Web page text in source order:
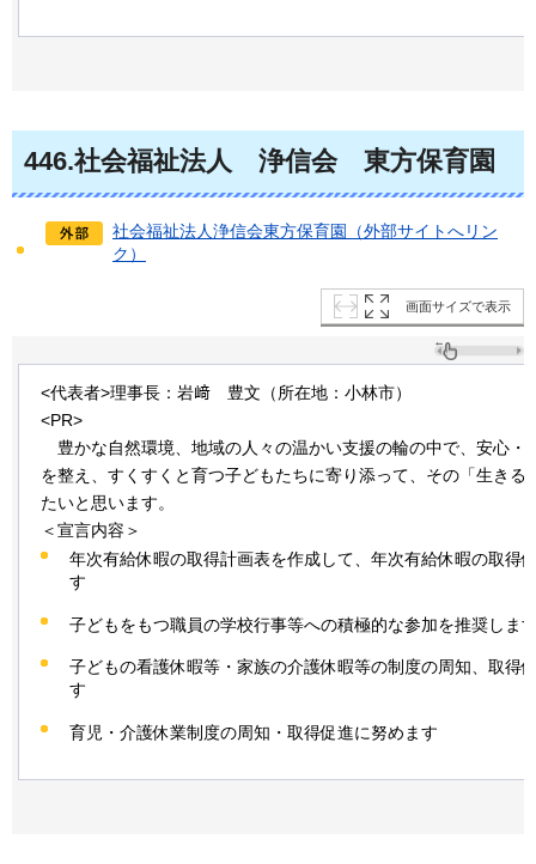
446.社会福祉法人 浄信会 東方保育園
社会福祉法人浄信会東方保育園（外部サイトへリン
ク）
画面サイズで表示
<代表者>理事長：岩﨑 豊文（所在地：小林市）
<PR>
豊かな自然環境、地域の人々の温かい支援の輪の中で、安心・
を整え、すくすくと育つ子どもたちに寄り添って、その「生きる
たいと思います。
＜宣言内容＞
年次有給休暇の取得計画表を作成して、年次有給休暇の取得
す
子どもをもつ職員の学校行事等への積極的な参加を推奨しま
子どもの看護休暇等・家族の介護休暇等の制度の周知、取得
す
育児・介護休業制度の周知・取得促進に努めます